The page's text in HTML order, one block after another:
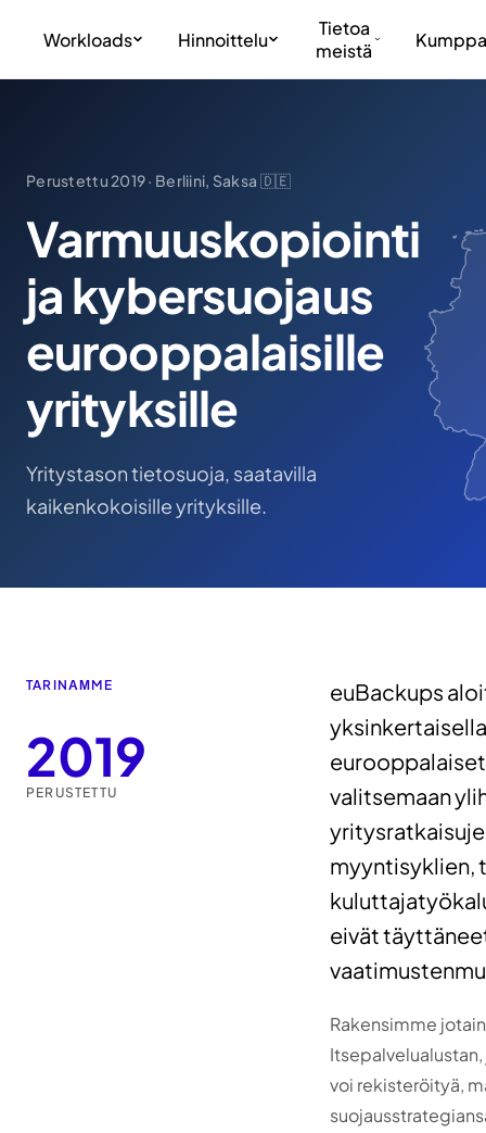
Workloads Hinnoittelu
Tietoa
meistä
Perustettu 2019 · Berliini, Saksa 🇩🇪
Varmuuskopiointi
ja kybersuojaus
eurooppalaisille
yrityksille
Yritystason tietosuoja, saatavilla
kaikenkokoisille yrityksille.
TARINАМME
2019
PERUSTETTU
euBackups
valitsemaan
myyntisyklien,
eivät
Rakensimme
voi rekisteröityä,